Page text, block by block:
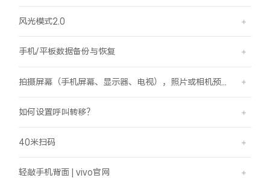
风光模式2.0
手机/平板数据备份与恢复
如何设置呼叫转移？
40米扫码
轻敲手机背面 | vivo官网